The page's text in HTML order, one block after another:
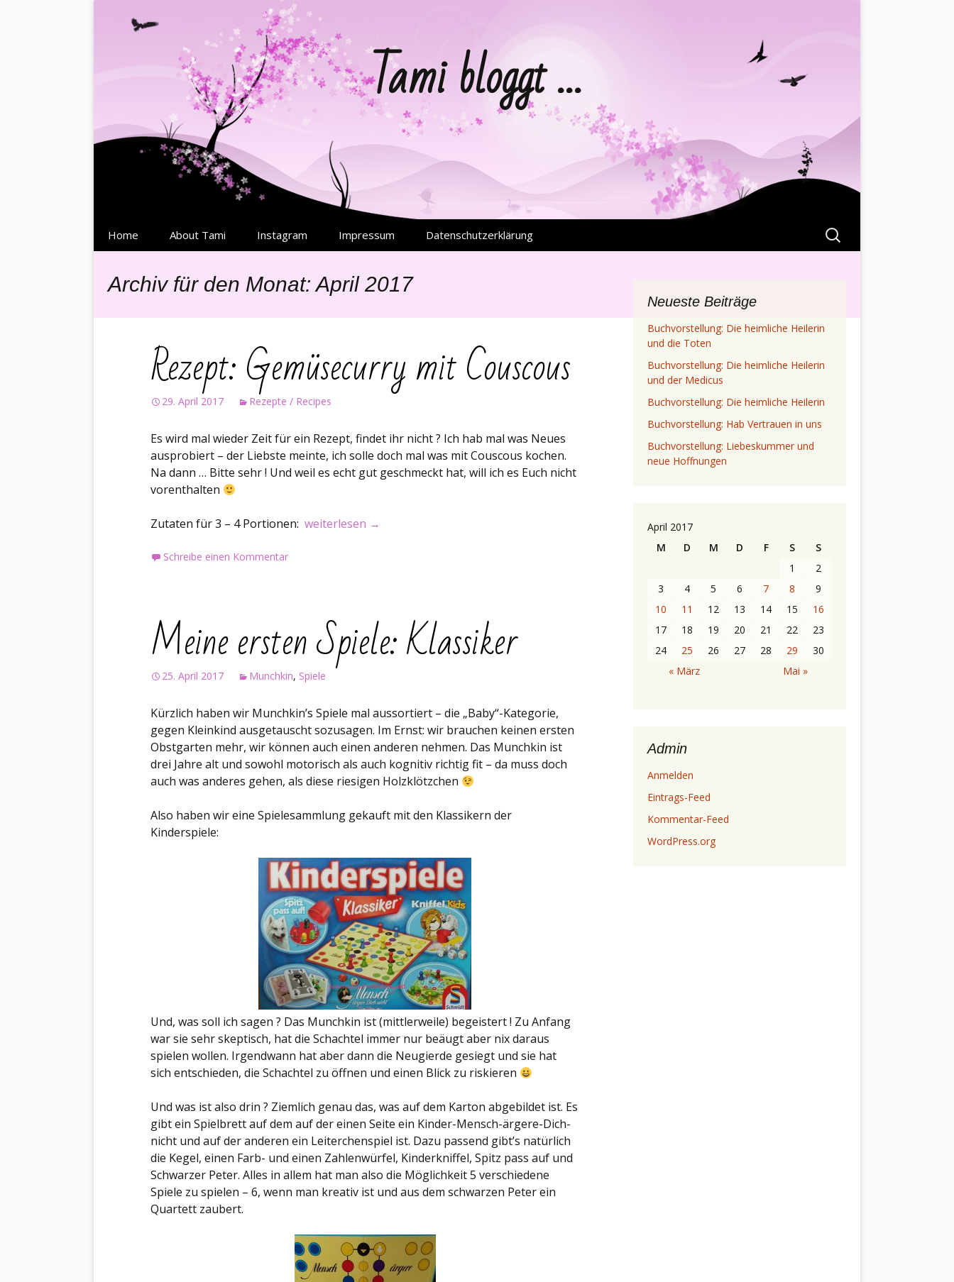
Tami bloggt …
zum
Home About Tami Instagram Impressum Datenschutzerklärung
Suchen
nach:
Archiv für den Monat: April 2017
Rezept: Gemüsecurry mit Couscous
29. April 2017 Rezepte / Recipes
Es wird mal wieder Zeit für ein Rezept, findet ihr nicht ? Ich hab mal was Neues
ausprobiert – der Liebste meinte, ich solle doch mal was mit Couscous kochen.
Na dann … Bitte sehr ! Und weil es echt gut geschmeckt hat, will ich es Euch nicht
vorenthalten
Zutaten für 3 – 4 Portionen: Rezept: Gemüsecurry mit Couscous
weiterlesen →
Schreibe einen Kommentar
Meine ersten Spiele: Klassiker
25. April 2017 Munchkin, Spiele
Kürzlich haben wir Munchkin’s Spiele mal aussortiert – die „Baby“-Kategorie,
gegen Kleinkind ausgetauscht sozusagen. Im Ernst: wir brauchen keinen ersten
Obstgarten mehr, wir können auch einen anderen nehmen. Das Munchkin ist
drei Jahre alt und sowohl motorisch als auch kognitiv richtig fit – da muss doch
auch was anderes gehen, als diese riesigen Holzklötzchen
Also haben wir eine Spielesammlung gekauft mit den Klassikern der
Kinderspiele:
Und, was soll ich sagen ? Das Munchkin ist (mittlerweile) begeistert ! Zu Anfang
war sie sehr skeptisch, hat die Schachtel immer nur beäugt aber nix daraus
spielen wollen. Irgendwann hat aber dann die Neugierde gesiegt und sie hat
sich entschieden, die Schachtel zu öffnen und einen Blick zu riskieren
Und was ist also drin ? Ziemlich genau das, was auf dem Karton abgebildet ist. Es
gibt ein Spielbrett auf dem auf der einen Seite ein Kinder-Mensch-ärgere-Dich-
nicht und auf der anderen ein Leiterchenspiel ist. Dazu passend gibt’s natürlich
die Kegel, einen Farb- und einen Zahlenwürfel, Kinderkniffel, Spitz pass auf und
Schwarzer Peter. Alles in allem hat man also die Möglichkeit 5 verschiedene
Spiele zu spielen – 6, wenn man kreativ ist und aus dem schwarzen Peter ein
Quartett zaubert.
Neueste Beiträge
Buchvorstellung: Die heimliche Heilerin
und die Toten
Buchvorstellung: Die heimliche Heilerin
und der Medicus
Buchvorstellung: Die heimliche Heilerin
Buchvorstellung: Hab Vertrauen in uns
Buchvorstellung: Liebeskummer und
neue Hoffnungen
April 2017
M
D M D F S
S
1
2
3
4 5 6 7 8
9
10
11 12 13 14 15
16
17
18 19 20 21 22
23
24
25 26 27 28 29
30
« März
Mai »
Admin
Anmelden
Eintrags-Feed
Kommentar-Feed
WordPress.org